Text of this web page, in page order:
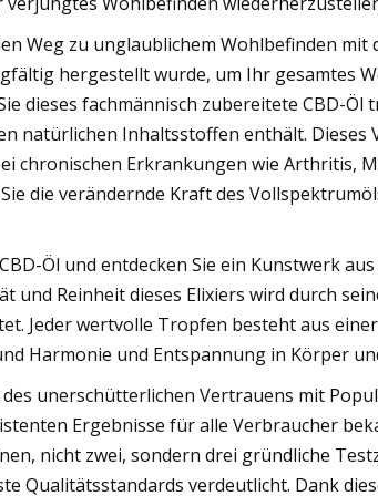
Weg zu unglaublichem Wohlbefinden
hergestellt wurde, um Ihr gesamtes
dieses fachmännisch zubereitete CBD-
natürlichen Inhaltsstoffen enthält. Dieses
chronischen Erkrankungen wie Arthritis,
die verändernde Kraft des
Öl und entdecken Sie ein Kunstwerk
und Reinheit dieses Elixiers wird durch
Jeder wertvolle Tropfen besteht aus
Harmonie und Entspannung in Körper
unerschütterlichen Vertrauens mit
Ergebnisse für alle Verbraucher
nicht zwei, sondern drei gründliche
Qualitätsstandards verdeutlicht. Dank